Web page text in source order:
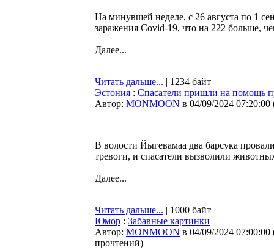
На минувшей неделе, с 26 августа по 1
заражения Covid-19, что на 222 больше,
Далее...
Читать дальше... | 1234 байт
Эстония : Спасатели пришли на помощь
Автор: MONMOON в 04/09/2024 07:20:00
В волости Йыгевамаа два барсука
тревоги, и спасатели вызволили
Далее...
Читать дальше... | 1000 байт
Юмор : Забавные картинки
Автор: MONMOON в 04/09/2024 07:00:00
прочтений)